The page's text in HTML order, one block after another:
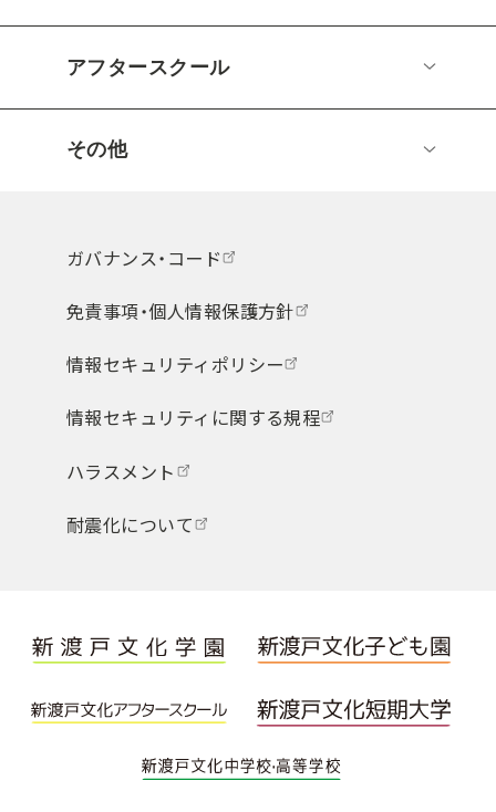
アフタースクール
その他
ガバナンス・コード
免責事項・個人情報保護方針
情報セキュリティポリシー
情報セキュリティに関する規程
ハラスメント
耐震化について